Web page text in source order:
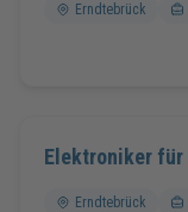
Erndtebrück
Elektroniker
Erndtebrück